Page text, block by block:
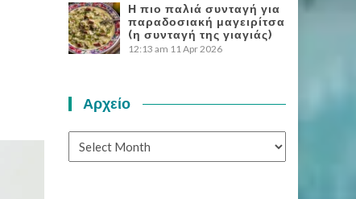
Η πιο παλιά συνταγή για
παραδοσιακή μαγειρίτσα
(η συνταγή της γιαγιάς)
12:13 am 11 Apr 2026
Αρχείο